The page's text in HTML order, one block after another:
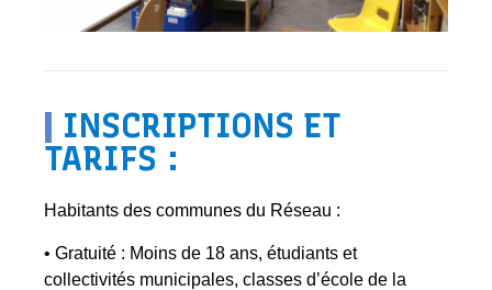
| INSCRIPTIONS ET
TARIFS :
Habitants des communes du Réseau :
• Gratuité : Moins de 18 ans, étudiants et
collectivités municipales, classes d’école de la